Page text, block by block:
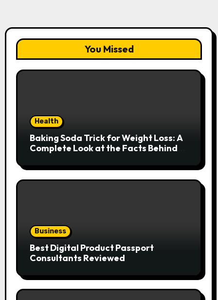
You Missed
Health
Baking Soda Trick for Weight Loss: A
Complete Look at the Facts Behind
Business
Best Digital Product Passport
Consultants Reviewed